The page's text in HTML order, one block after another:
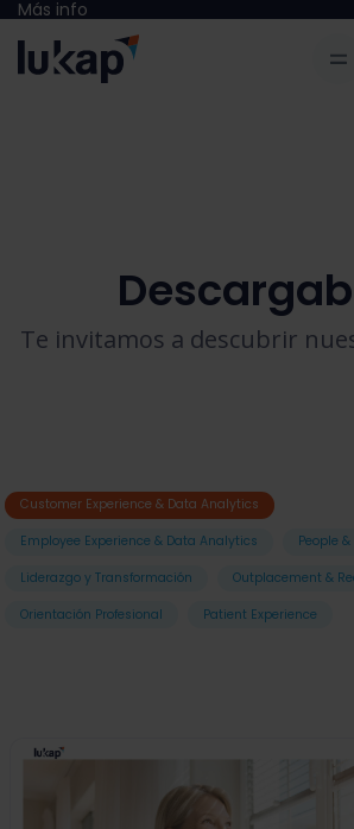
Más info
Te invitamos a descubrir
Customer Experience & Data Analytics
Employee Experience & Data Analytics People
Liderazgo y Transformación Outplacement &
Orientación Profesional Patient Experience